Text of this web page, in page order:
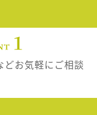
どお気軽にご相談